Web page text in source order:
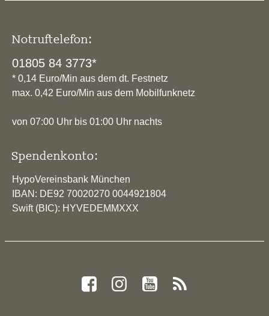
Notruftelefon:
01805 84 3773*
* 0,14 Euro/Min aus dem dt. Festnetz
max. 0,42 Euro/Min aus dem Mobilfunknetz
von 07:00 Uhr bis 01:00 Uhr nachts
Spendenkonto:
HypoVereinsbank München
IBAN: DE92 70020270 0044921804
Swift (BIC): HYVEDEMMXXX